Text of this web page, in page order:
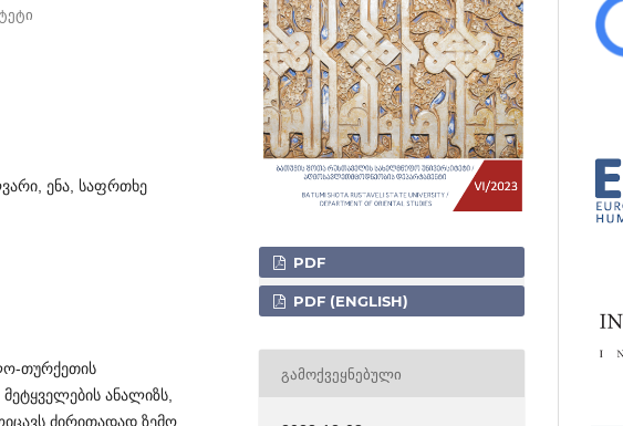
ენა, საფრთხე
თურქეთის
ანალიზს,
ძირითადად ზემო
PDF
PDF (ENGLISH)
ᲒᲐᲛᲝᲥᲕᲔᲧᲜᲔᲑᲣᲚᲘ